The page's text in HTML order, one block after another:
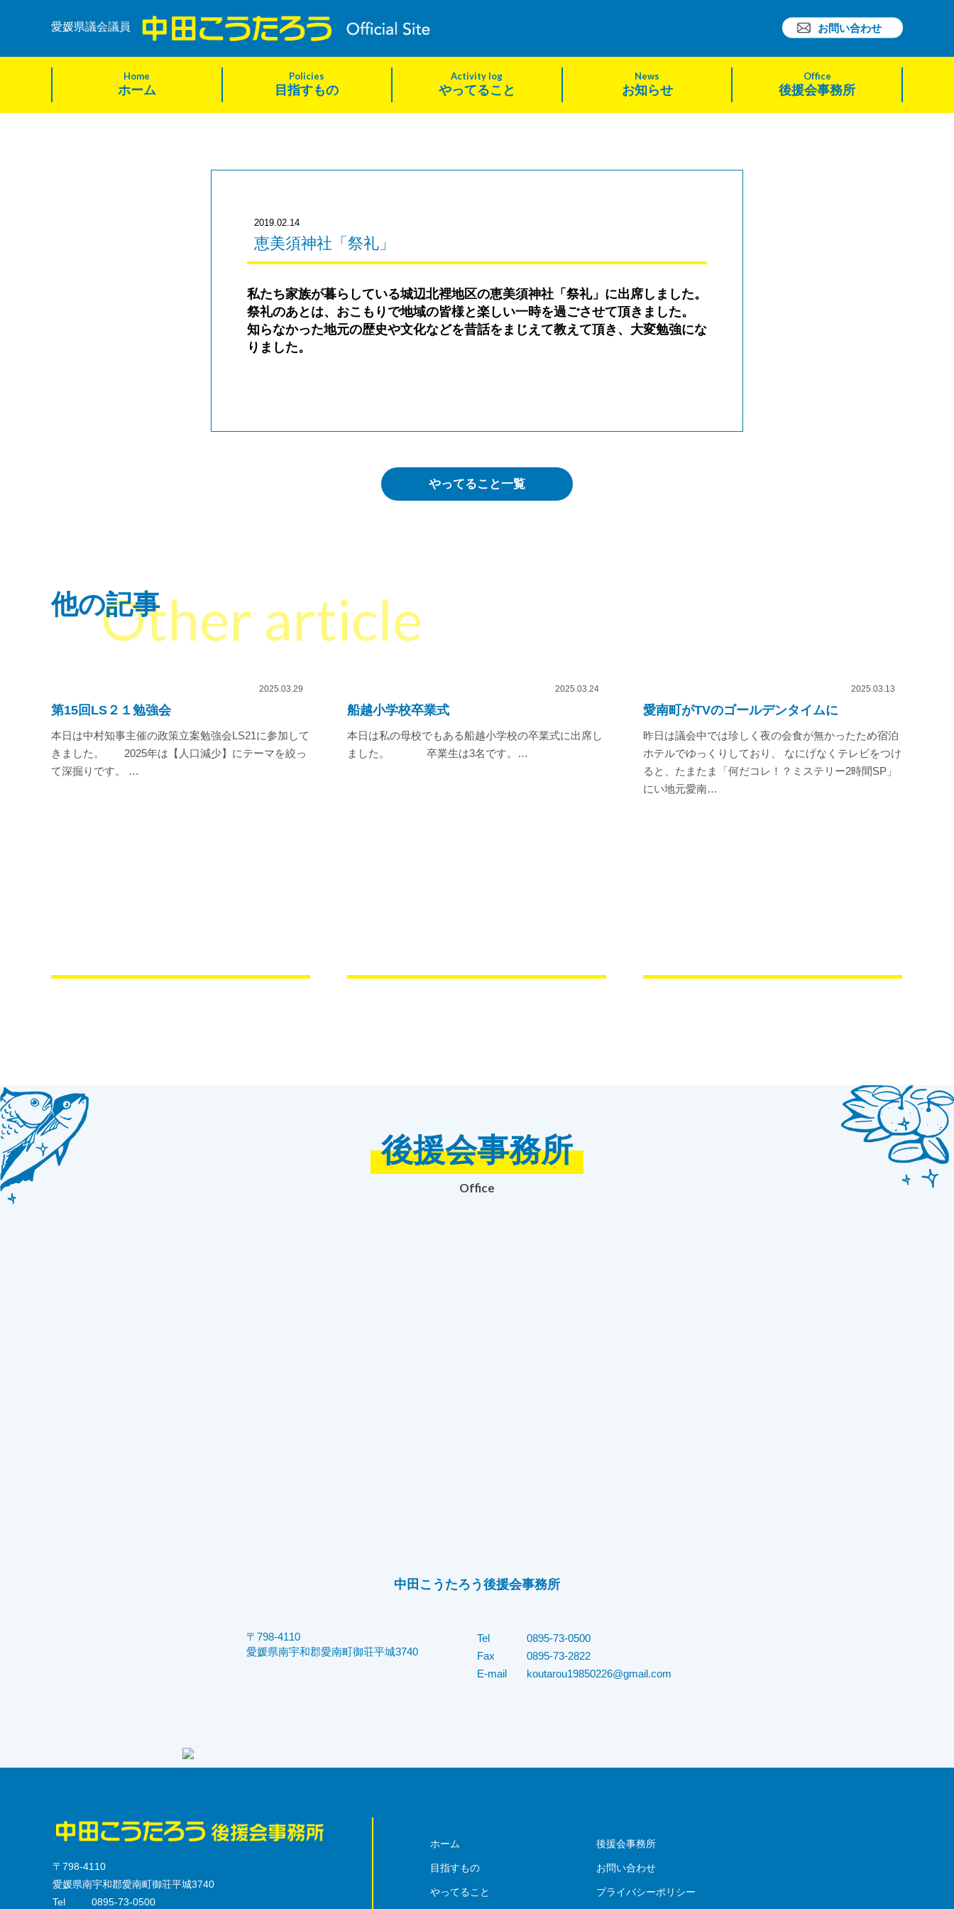
愛媛県議会議員 お問い合わせ
Home
ホーム
Policies
目指すもの
Activity log
やってること
News
お知らせ
Office
後援会事務所
2019.02.14
恵美須神社「祭礼」
私たち家族が暮らしている城辺北裡地区の恵美須神社「祭礼」に出席しました。
祭礼のあとは、おこもりで地域の皆様と楽しい一時を過ごさせて頂きました。
知らなかった地元の歴史や文化などを昔話をまじえて教えて頂き、大変勉強にな
りました。
やってること一覧
他の記事
Other article
2025.03.29
第15回LS２１勉強会
本日は中村知事主催の政策立案勉強会LS21に参加して
きました。 2025年は【人口減少】にテーマを絞っ
て深掘りです。 …
2025.03.24
船越小学校卒業式
本日は私の母校でもある船越小学校の卒業式に出席し
ました。 卒業生は3名です。…
2025.03.13
愛南町がTVのゴールデンタイムに
昨日は議会中では珍しく夜の会食が無かったため宿泊
ホテルでゆっくりしており、 なにげなくテレビをつけ
ると、たまたま「何だコレ！？ミステリー2時間SP」
にい地元愛南…
後援会事務所
Office
中田こうたろう後援会事務所
〒798-4110
愛媛県南宇和郡愛南町御荘平城3740
Tel
0895-73-0500
Fax
0895-73-2822
E-mail
koutarou19850226@gmail.com
ホーム
目指すもの
やってること
後援会事務所
お問い合わせ
プライバシーポリシー
〒798-4110
愛媛県南宇和郡愛南町御荘平城3740
Tel
0895-73-0500